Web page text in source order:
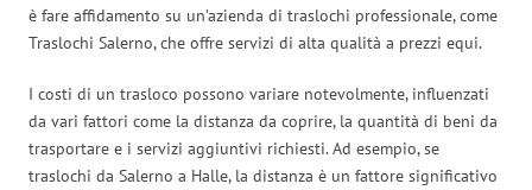
è fare affidamento su un’azienda di traslochi professionale, come
Traslochi Salerno, che offre servizi di alta qualità a prezzi equi.
I costi di un trasloco possono variare notevolmente, influenzati
da vari fattori come la distanza da coprire, la quantità di beni da
trasportare e i servizi aggiuntivi richiesti. Ad esempio, se
traslochi da Salerno a Halle, la distanza è un fattore significativo